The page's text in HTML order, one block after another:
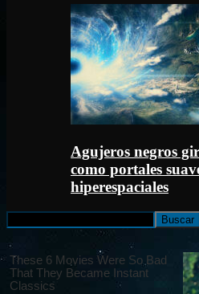
Agujeros negros
como portales
hiperespaciales